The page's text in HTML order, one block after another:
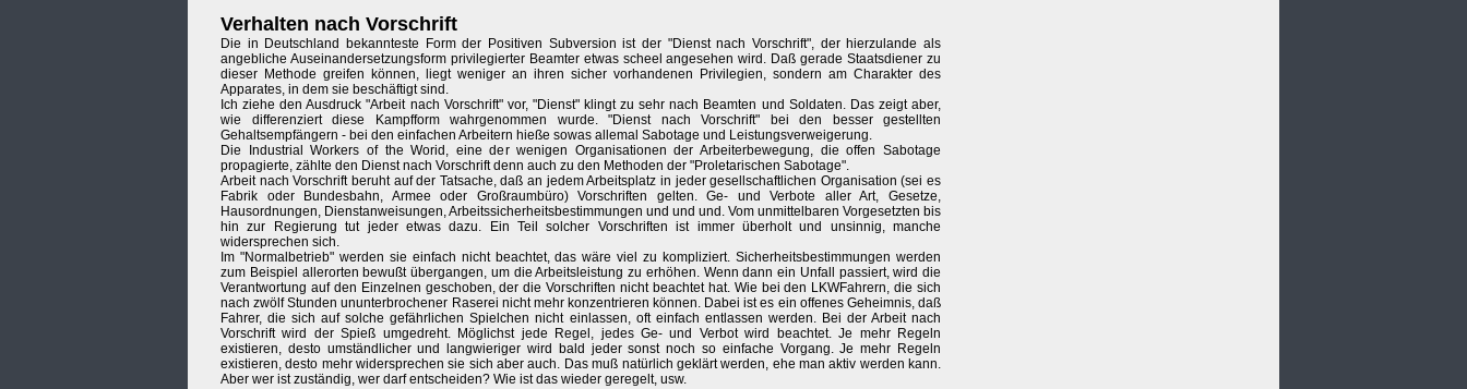
Verhalten nach Vorschrift
Die in Deutschland bekannteste Form der Positiven Subversion ist der "Dienst nach Vorschrift", der hierzulande als
angebliche Auseinandersetzungsform privilegierter Beamter etwas scheel angesehen wird. Daß gerade Staatsdiener zu
dieser Methode greifen können, liegt weniger an ihren sicher vorhandenen Privilegien, sondern am Charakter des
Apparates, in dem sie beschäftigt sind.
Ich ziehe den Ausdruck "Arbeit nach Vorschrift" vor, "Dienst" klingt zu sehr nach Beamten und Soldaten. Das zeigt aber,
wie differenziert diese Kampfform wahrgenommen wurde. "Dienst nach Vorschrift" bei den besser gestellten
Gehaltsempfängern - bei den einfachen Arbeitern hieße sowas allemal Sabotage und Leistungsverweigerung.
Die Industrial Workers of the Worid, eine der wenigen Organisationen der Arbeiterbewegung, die offen Sabotage
propagierte, zählte den Dienst nach Vorschrift denn auch zu den Methoden der "Proletarischen Sabotage".
Arbeit nach Vorschrift beruht auf der Tatsache, daß an jedem Arbeitsplatz in jeder gesellschaftlichen Organisation (sei es
Fabrik oder Bundesbahn, Armee oder Großraumbüro) Vorschriften gelten. Ge- und Verbote aller Art, Gesetze,
Hausordnungen, Dienstanweisungen, Arbeitssicherheitsbestimmungen und und und. Vom unmittelbaren Vorgesetzten bis
hin zur Regierung tut jeder etwas dazu. Ein Teil solcher Vorschriften ist immer überholt und unsinnig, manche
widersprechen sich.
Im "Normalbetrieb" werden sie einfach nicht beachtet, das wäre viel zu kompliziert. Sicherheitsbestimmungen werden
zum Beispiel allerorten bewußt übergangen, um die Arbeitsleistung zu erhöhen. Wenn dann ein Unfall passiert, wird die
Verantwortung auf den Einzelnen geschoben, der die Vorschriften nicht beachtet hat. Wie bei den LKWFahrern, die sich
nach zwölf Stunden ununterbrochener Raserei nicht mehr konzentrieren können. Dabei ist es ein offenes Geheimnis, daß
Fahrer, die sich auf solche gefährlichen Spielchen nicht einlassen, oft einfach entlassen werden. Bei der Arbeit nach
Vorschrift wird der Spieß umgedreht. Möglichst jede Regel, jedes Ge- und Verbot wird beachtet. Je mehr Regeln
existieren, desto umständlicher und langwieriger wird bald jeder sonst noch so einfache Vorgang. Je mehr Regeln
existieren, desto mehr widersprechen sie sich aber auch. Das muß natürlich geklärt werden, ehe man aktiv werden kann.
Aber wer ist zuständig, wer darf entscheiden? Wie ist das wieder geregelt, usw.